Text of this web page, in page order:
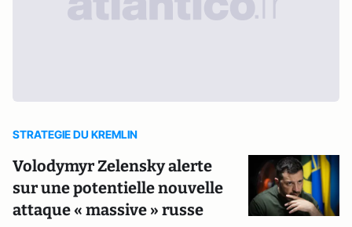
STRATEGIE DU KREMLIN
Volodymyr Zelensky alerte
sur une potentielle nouvelle
attaque « massive » russe